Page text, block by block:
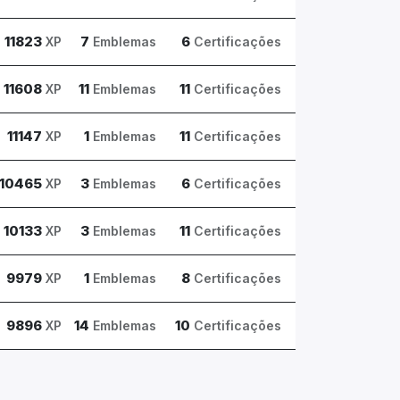
11823 XP 7 Emblemas 6 Certificações
11608 XP 11 Emblemas 11 Certificações
11147 XP 1 Emblemas 11 Certificações
10465 XP 3 Emblemas 6 Certificações
10133 XP 3 Emblemas 11 Certificações
9979 XP 1 Emblemas 8 Certificações
9896 XP 14 Emblemas 10 Certificações